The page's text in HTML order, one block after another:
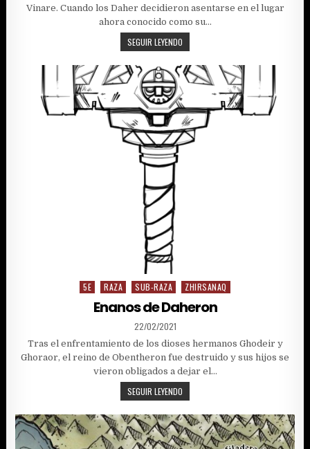
Vinare. Cuando los Daher decidieron asentarse en el lugar
ahora conocido como su…
SEGUIR LEYENDO
DE
TORMHON
Posted
5E RAZA SUB-RAZA ZHIRSANAQ
Enanos de Daheron
PUBLISHED
DATE:
22/02/2021
Tras el enfrentamiento de los dioses hermanos Ghodeir y
Ghoraor, el reino de Obentheron fue destruido y sus hijos se
vieron obligados a dejar el…
SEGUIR LEYENDO
DE
DAHERON